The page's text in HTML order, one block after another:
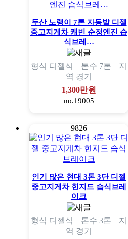
두산 노랭이 7톤 자동발 디젤
중고지게차 캐빈 순정엔진 습
식브레…
형식 디젤식 | 톤수 7톤 | 지
역 경기
1,300만원
no.19005
9826
인기 많은 현대 3톤 3단 디젤
중고지게차 힌지드 습식브레
이크
형식 디젤식 | 톤수 3톤 | 지
역 경기